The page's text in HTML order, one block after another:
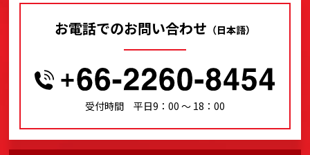
お電話でのお問い合わせ （日本語）
受付時間 平日9：00 〜 18：00